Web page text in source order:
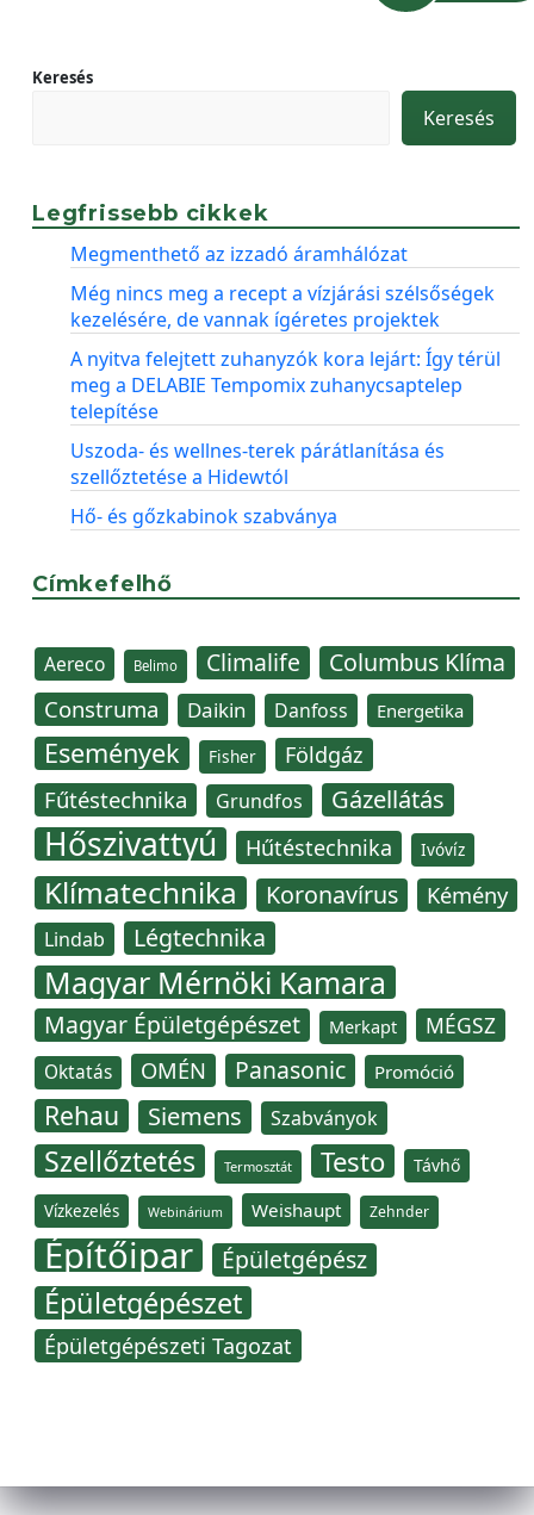
Keresés
Keresés
Legfrissebb cikkek
Megmenthető az izzadó áramhálózat
Még nincs meg a recept a vízjárási szélsőségek
kezelésére, de vannak ígéretes projektek
A nyitva felejtett zuhanyzók kora lejárt: Így térül
meg a DELABIE Tempomix zuhanycsaptelep
telepítése
Uszoda- és wellnes-terek párátlanítása és
szellőztetése a Hidewtól
Hő- és gőzkabinok szabványa
Címkefelhő
Aereco Belimo Climalife Columbus Klíma
Construma Daikin Danfoss Energetika
Események Fisher Földgáz
Fűtéstechnika Grundfos Gázellátás
Hőszivattyú Hűtéstechnika Ivóvíz
Klímatechnika Koronavírus Kémény
Lindab Légtechnika
Magyar Mérnöki Kamara
Magyar Épületgépészet Merkapt MÉGSZ
Oktatás OMÉN Panasonic Promóció
Rehau Siemens Szabványok
Szellőztetés Termosztát Testo Távhő
Vízkezelés Webinárium Weishaupt Zehnder
Építőipar Épületgépész
Épületgépészet
Épületgépészeti Tagozat